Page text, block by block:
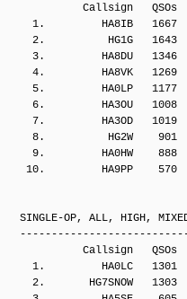
Callsign   QSOs  Points
1.         HA8IB   1667
2.          HG1G   1643
3.         HA8DU   1346
4.         HA8VK   1269
5.         HA0LP   1177
6.         HA3OU   1008
7.         HA3OD   1019
8.          HG2W    901
9.         HA0HW    888
10.         HA9PP    570
SINGLE-OP, ALL, HIGH,
Callsign   QSOs  Points
1.         HA0LC   1301
2.       HG7SNOW   1303